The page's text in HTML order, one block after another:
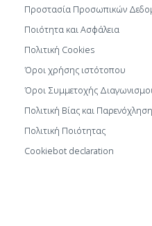
Προστασία Προσωπικών
Ποιότητα και Ασφάλεια
Πολιτική Cookies
Όροι χρήσης ιστότοπου
Όροι Συμμετοχής
Πολιτική Βίας και
Πολιτική Ποιότητας
Cookiebot declaration